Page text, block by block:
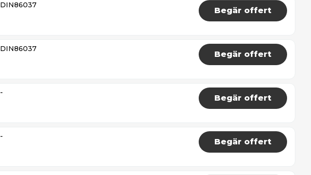
DIN86037
Begär offert
DIN86037
Begär offert
-
Begär offert
-
Begär offert